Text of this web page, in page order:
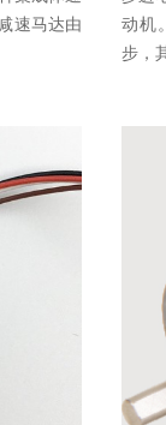
速马达由
动机
步